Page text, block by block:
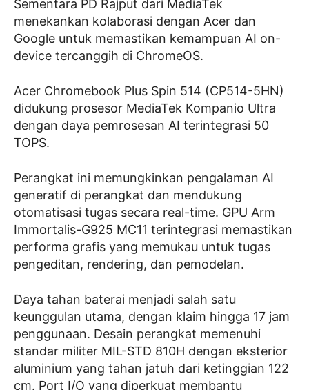
Sementara PD Rajput dari MediaTek
menekankan kolaborasi dengan Acer dan
Google untuk memastikan kemampuan AI on-
device tercanggih di ChromeOS.
Acer Chromebook Plus Spin 514 (CP514-5HN)
didukung prosesor MediaTek Kompanio Ultra
dengan daya pemrosesan AI terintegrasi 50
TOPS.
Perangkat ini memungkinkan pengalaman AI
generatif di perangkat dan mendukung
otomatisasi tugas secara real-time. GPU Arm
Immortalis-G925 MC11 terintegrasi memastikan
performa grafis yang memukau untuk tugas
pengeditan, rendering, dan pemodelan.
Daya tahan baterai menjadi salah satu
keunggulan utama, dengan klaim hingga 17 jam
penggunaan. Desain perangkat memenuhi
standar militer MIL-STD 810H dengan eksterior
aluminium yang tahan jatuh dari ketinggian 122
cm. Port I/O yang diperkuat membantu